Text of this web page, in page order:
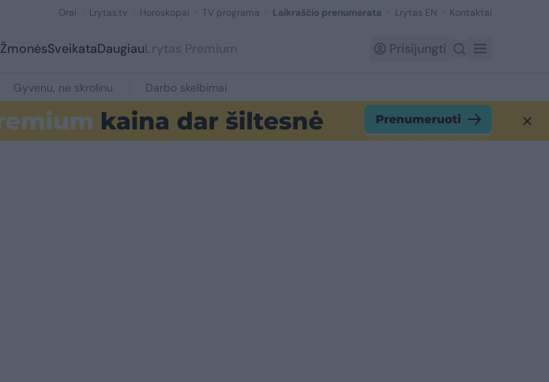
Orai Lrytas.tv Horoskopai TV programa Laikraščio prenumerata Lrytas EN Kontaktai
ŽmonėsSveikataDaugiauLrytas Premium Prisijungti
Gyvenu, ne skrolinu Darbo skelbimai